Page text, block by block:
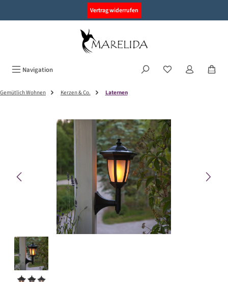
Vertrag widerrufen
Navigation
Gemütlich Wohnen Kerzen & Co. Laternen
Bildergalerie überspringen